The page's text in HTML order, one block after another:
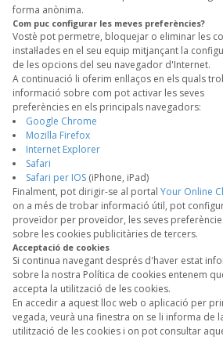
forma anònima.
Com puc configurar les meves preferències?
Vostè pot permetre, bloquejar o eliminar les
instaŀlades en el seu equip mitjançant la
de les opcions del seu navegador d'Internet.
A continuació li oferim enllaços en els quals
informació sobre com pot activar les seves
preferències en els principals navegadors:
Google Chrome
Mozilla Firefox
Internet Explorer
Safari
Safari per IOS (iPhone, iPad)
Finalment, pot dirigir-se al portal Your Online
on a més de trobar informació útil, pot
proveïdor per proveïdor, les seves
sobre les cookies publicitàries de tercers.
Acceptació de cookies
Si continua navegant després d'haver estat
sobre la nostra Política de cookies entenem
accepta la utilització de les cookies.
En accedir a aquest lloc web o aplicació per
vegada, veurà una finestra on se li informa de
utilització de les cookies i on pot consultar